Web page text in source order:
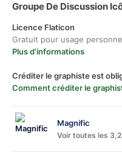
Groupe De Discussion
Licence Flaticon
Gratuit pour usage
Plus d'informations
Créditer le graphiste est
Comment créditer le
Magnific
Voir toutes les